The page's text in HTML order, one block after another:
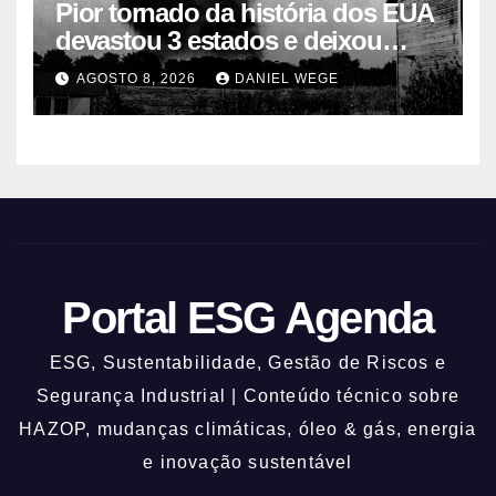
Pior tornado da história dos EUA
devastou 3 estados e deixou
centenas de mortos
AGOSTO 8, 2026 DANIEL WEGE
Portal ESG Agenda
ESG, Sustentabilidade, Gestão de Riscos e
Segurança Industrial | Conteúdo técnico sobre
HAZOP, mudanças climáticas, óleo & gás, energia
e inovação sustentável